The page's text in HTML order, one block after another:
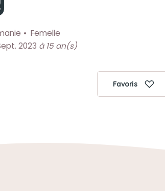
Femelle
2023 à 15 an(s)
Favoris